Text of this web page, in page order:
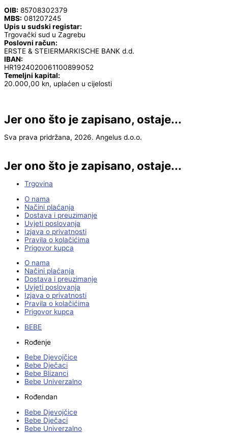
OIB: 85708302379
MBS: 081207245
Upis u sudski registar:
Trgovački sud u Zagrebu
Poslovni račun:
ERSTE & STEIERMARKISCHE BANK d.d.
IBAN:
HR1924020061100899052
Temeljni kapital:
20.000,00 kn, uplaćen u cijelosti
Jer ono što je zapisano, ostaje...
Sva prava pridržana, 2026. Angelus d.o.o.
Jer ono što je zapisano, ostaje...
Trgovina
O nama
Načini plaćanja
Dostava i preuzimanje
Uvjeti poslovanja
Izjava o privatnosti
Pravila o kolačićima
Prigovor kupca
O nama
Načini plaćanja
Dostava i preuzimanje
Uvjeti poslovanja
Izjava o privatnosti
Pravila o kolačićima
Prigovor kupca
BEBE
Rođenje
Bebe Djevojčice
Bebe Dječaci
Bebe Blizanci
Bebe Univerzalno
Rođendan
Bebe Djevojčice
Bebe Dječaci
Bebe Univerzalno